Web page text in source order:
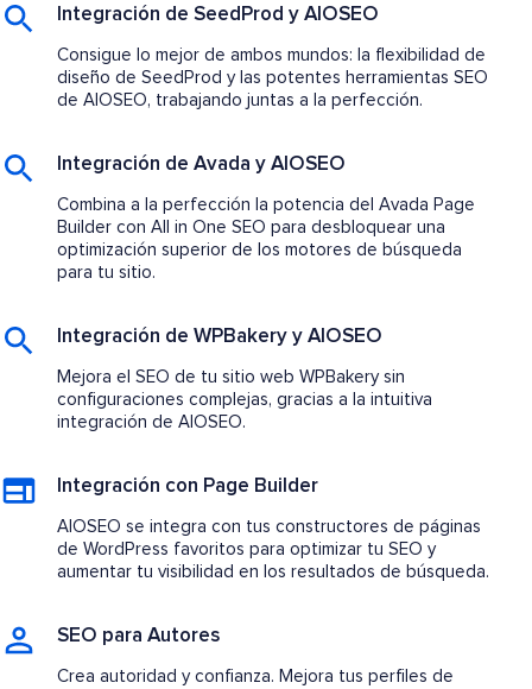
Integración de SeedProd y AIOSEO
Consigue lo mejor de ambos mundos: la flexibilidad de
diseño de SeedProd y las potentes herramientas SEO
de AIOSEO, trabajando juntas a la perfección.
Integración de Avada y AIOSEO
Combina a la perfección la potencia del Avada Page
Builder con All in One SEO para desbloquear una
optimización superior de los motores de búsqueda
para tu sitio.
Integración de WPBakery y AIOSEO
Mejora el SEO de tu sitio web WPBakery sin
configuraciones complejas, gracias a la intuitiva
integración de AIOSEO.
Integración con Page Builder
AIOSEO se integra con tus constructores de páginas
de WordPress favoritos para optimizar tu SEO y
aumentar tu visibilidad en los resultados de búsqueda.
SEO para Autores
Crea autoridad y confianza. Mejora tus perfiles de